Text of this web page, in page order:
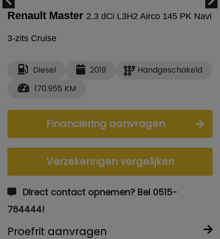
Renault Master 2.3 dCi L3H2 Airco 145 PK Navi
3-zits Cruise
Diesel 2019
Handgeschakeld
170.955 KM
Financiering aanvragen
Verzekeringen vergelijken
Direct contact opnemen? Bel 0515-
764444!
Proefrit aanvragen